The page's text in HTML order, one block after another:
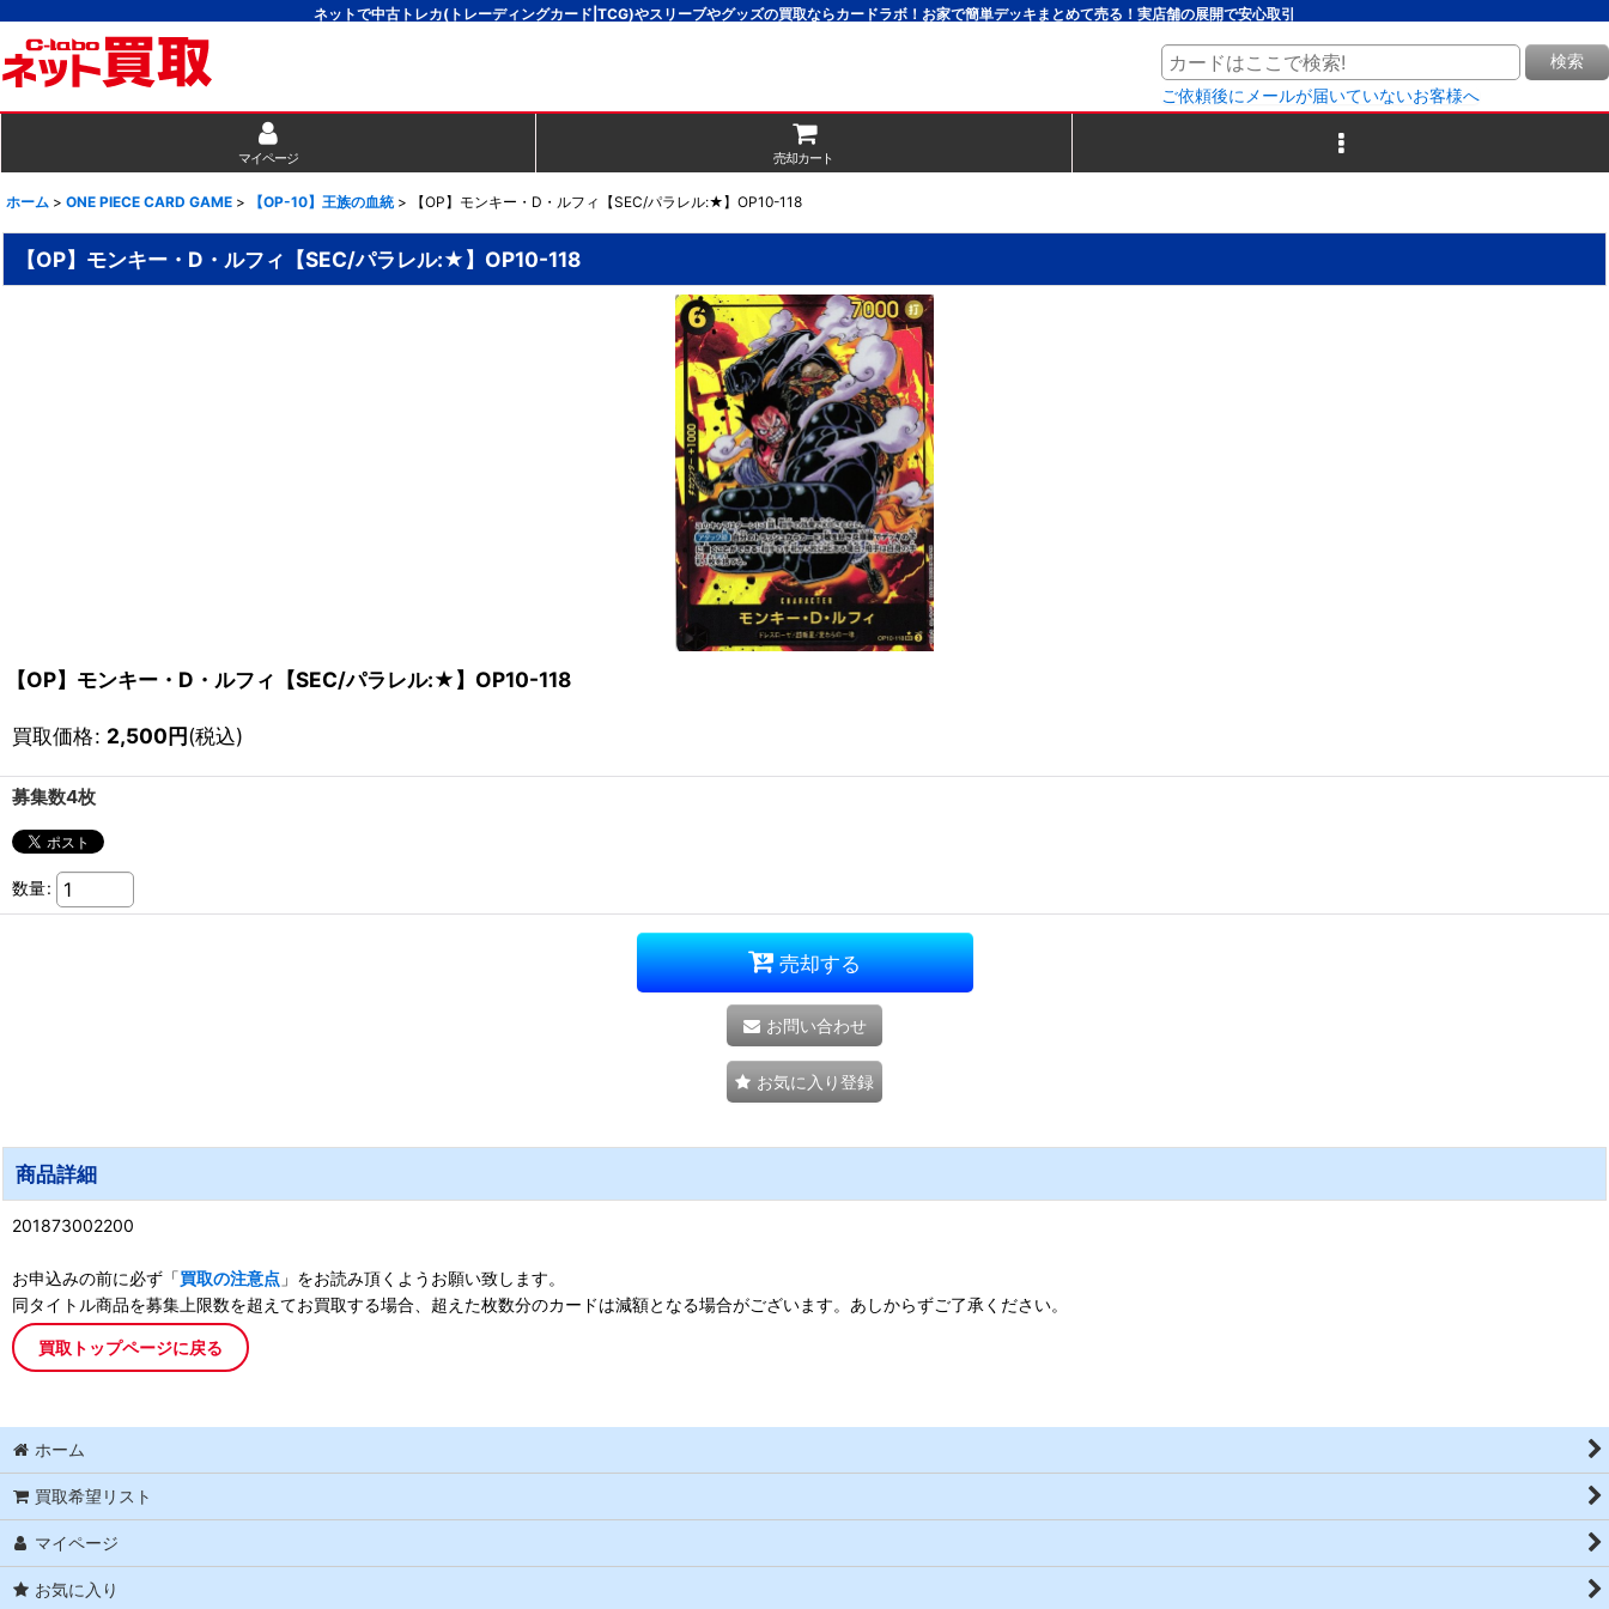
ネットで中古トレカ(トレーディングカード|TCG)やスリーブやグッズの買取ならカードラボ！お家で簡単デッキまとめて売る！実店舗の展開で安心取引
検索
ご依頼後にメールが届いていないお客様へ
マイページ 売却カート
ホーム > ONE PIECE CARD GAME > 【OP-10】王族の血統 > 【OP】モンキー・D・ルフィ【SEC/パラレル:★】OP10-118
【OP】モンキー・D・ルフィ【SEC/パラレル:★】OP10-118
【OP】モンキー・D・ルフィ【SEC/パラレル:★】OP10-118
買取価格: 2,500円(税込)
募集数4枚
数量:
売却する
お問い合わせ
お気に入り登録
商品詳細
201873002200
お申込みの前に必ず「買取の注意点 」をお読み頂くようお願い致します。
同タイトル商品を募集上限数を超えてお買取する場合、超えた枚数分のカードは減額となる場合がございます。あしからずご了承ください。
買取トップページに戻る
ホーム
買取希望リスト
マイページ
お気に入り